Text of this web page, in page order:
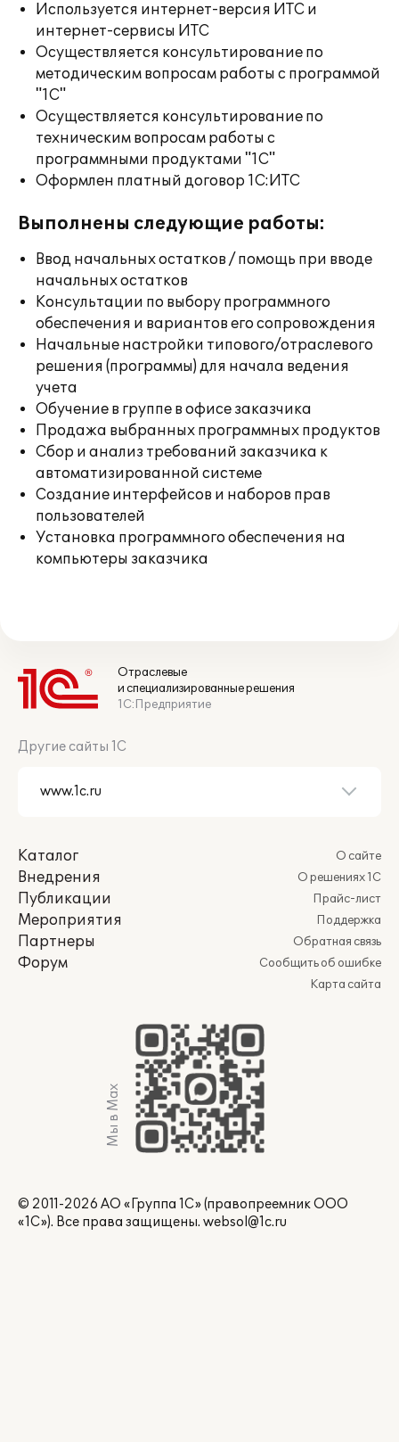
Используется интернет-версия ИТС и
интернет-сервисы ИТС
Осуществляется консультирование по
методическим вопросам работы с программой
"1С"
Осуществляется консультирование по
техническим вопросам работы с
программными продуктами "1С"
Оформлен платный договор 1С:ИТС
Выполнены следующие работы:
Ввод начальных остатков / помощь при вводе
начальных остатков
Консультации по выбору программного
обеспечения и вариантов его сопровождения
Начальные настройки типового/отраслевого
решения (программы) для начала ведения
учета
Обучение в группе в офисе заказчика
Продажа выбранных программных продуктов
Сбор и анализ требований заказчика к
автоматизированной системе
Создание интерфейсов и наборов прав
пользователей
Установка программного обеспечения на
компьютеры заказчика
Отраслевые
и специализированные решения
1С:Предприятие
Другие сайты 1С
Каталог
Внедрения
Публикации
Мероприятия
Партнеры
Форум
О сайте
О решениях 1С
Прайс-лист
Поддержка
Обратная связь
Сообщить об ошибке
Карта сайта
Мы в Max
© 2011-2026 АО «Группа 1С» (правопреемник ООО
«1С»). Все права защищены. websol@1c.ru